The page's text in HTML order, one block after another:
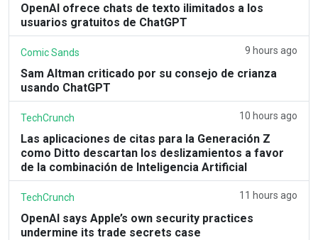
OpenAI ofrece chats de texto ilimitados a los
usuarios gratuitos de ChatGPT
Comic Sands 9 hours ago
Sam Altman criticado por su consejo de crianza
usando ChatGPT
TechCrunch 10 hours ago
Las aplicaciones de citas para la Generación Z
como Ditto descartan los deslizamientos a favor
de la combinación de Inteligencia Artificial
TechCrunch 11 hours ago
OpenAI says Apple’s own security practices
undermine its trade secrets case